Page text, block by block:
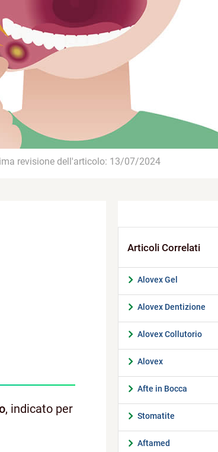
revisione dell'articolo: 13/07/2024
, indicato per
Alovex Gel
Alovex Dentizione
Alovex Collutorio
Alovex
Afte in Bocca
Stomatite
Aftamed